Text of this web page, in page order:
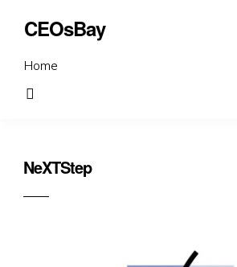
CEOsBay
Home
NeXTStep